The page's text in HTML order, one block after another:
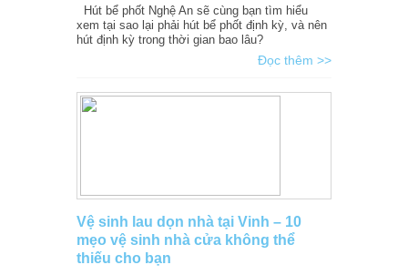
Hút bể phốt Nghệ An sẽ cùng bạn tìm hiểu
xem tại sao lại phải hút bể phốt định kỳ, và nên
hút định kỳ trong thời gian bao lâu?
Đọc thêm >>
Vệ sinh lau dọn nhà tại Vinh – 10
mẹo vệ sinh nhà cửa không thể
thiếu cho bạn